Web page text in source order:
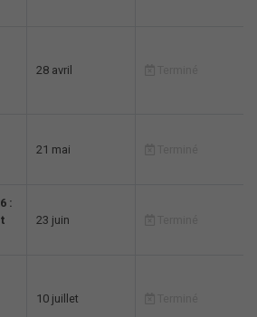
28 avril
21 mai
:
23 juin
10 juillet